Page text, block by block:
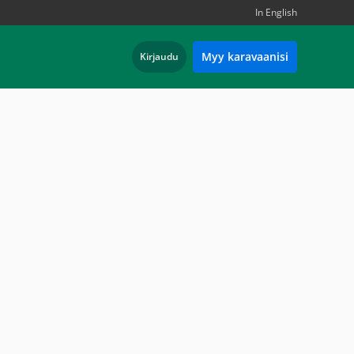
In English
Kirjaudu Myy karavaanisi